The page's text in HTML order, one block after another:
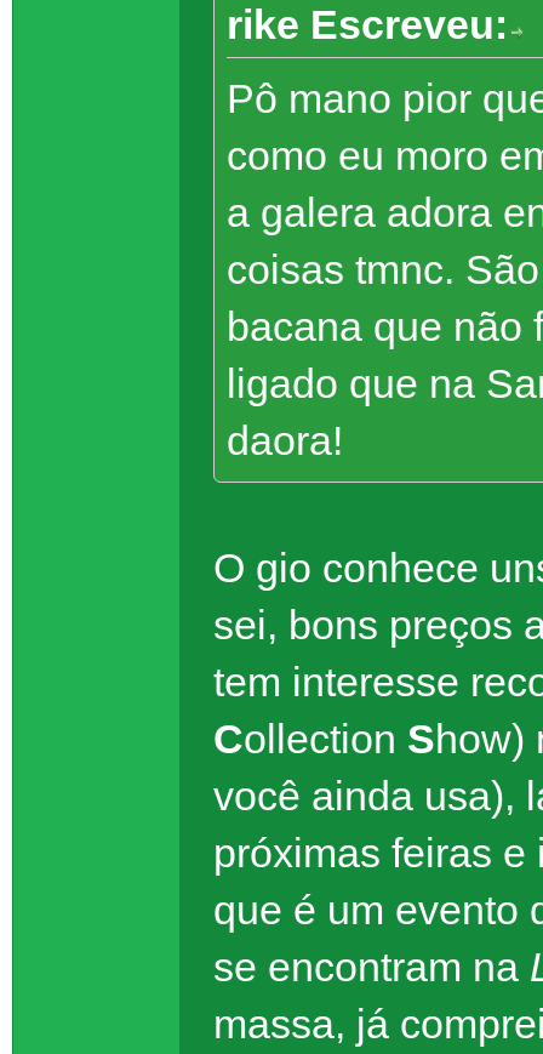
rike Escreveu:
Pô mano pior
como eu moro
a galera adora
coisas tmnc.
bacana que não
ligado que na
daora!
O gio conhece
sei, bons preços
tem interesse
Collection Show)
você ainda usa),
próximas feiras
que é um evento
se encontram na
massa, já